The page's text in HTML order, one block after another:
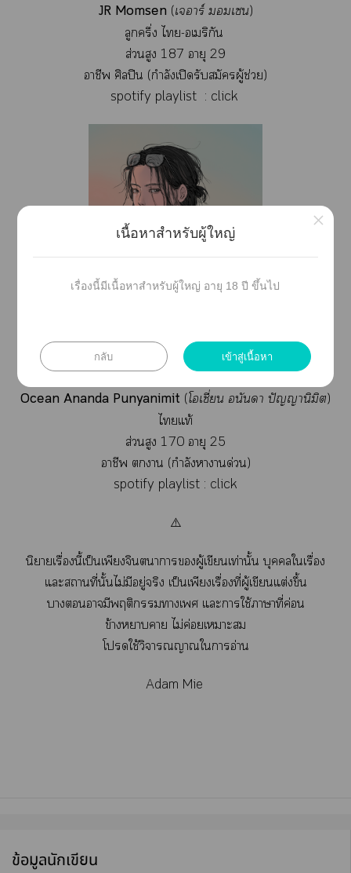
JR Momsen (เาร์ เ)
ลูกครึ่ง ไ-อเมริกัน
ส่วนสูง 187 อายุ 29
าชีพ ศิลปิน (กำลังเปิดรับสมัครผู้ช่วย)
spotify playlist : click
Ocean Ananda Punyanimit (โเชี่ยน อนันา ปัญญานิมิต)
ไแท้
ส่วนสูง 170 อายุ 25
าชีพ า (กำลังาานด่วน)
spotify playlist : click
⚠️
นิยายเรื่องนี้เป็นเพียงจินตนาการผู้เขียนเท่านั้น บุคคลใเรื่อง
แะสถานที่นั้นไม่มีอยู่จริง เป็นเพียงเรื่องที่ผู้เขียนแต่งขึ้น
าามีพฤติกรรมาเ แะาใช้าาที่ค่อน
ข้างาา ไม่ค่อยเาะ
โใช้วิจารณญาณใาอ่าน
Adam Mie
ข้อมูลนักเขียน
เนื้อหาสำหรับผู้ใหญ่
เรื่องนี้มีเนื้อหาสำหรับผู้ใหญ่ อายุ 18 ปี ขึ้นไป
กลับ เข้าสู่เนื้อหา
×